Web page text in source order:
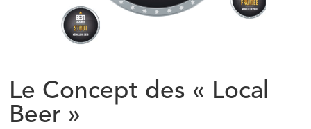
Le Concept des « Local
Beer »